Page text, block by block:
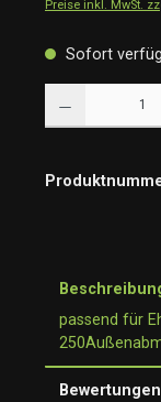
Preise inkl. MwSt.
Sofort
passend für
Bewertungen